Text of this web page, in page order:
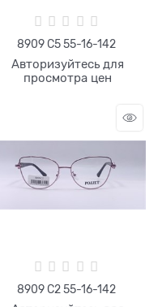
8909 C5 55-16-142
Авторизуйтесь для
просмотра цен
8909 C2 55-16-142